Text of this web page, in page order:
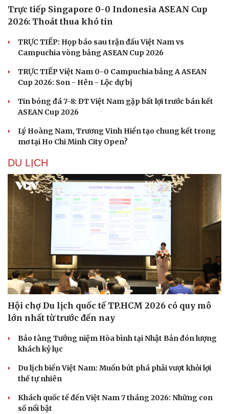
Trực tiếp Singapore 0-0 Indonesia ASEAN Cup
2026: Thoát thua khó tin
TRỰC TIẾP: Họp báo sau trận đấu Việt Nam vs
Campuchia vòng bảng ASEAN Cup 2026
TRỰC TIẾP Việt Nam 0-0 Campuchia bảng A ASEAN
Cup 2026: Son - Hên - Lộc dự bị
Tin bóng đá 7-8: ĐT Việt Nam gặp bất lợi trước bán kết
ASEAN Cup 2026
Lý Hoàng Nam, Trương Vinh Hiển tạo chung kết trong
mơ tại Ho Chi Minh City Open?
DU LỊCH
Hội chợ Du lịch quốc tế TP.HCM 2026 có quy mô
lớn nhất từ trước đến nay
Bảo tàng Tưởng niệm Hòa bình tại Nhật Bản đón lượng
khách kỷ lục
Du lịch biển Việt Nam: Muốn bứt phá phải vượt khỏi lợi
thế tự nhiên
Khách quốc tế đến Việt Nam 7 tháng 2026: Những con
số nổi bật